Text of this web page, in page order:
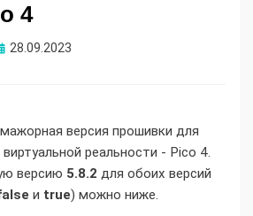
4
28.09.2023
версия прошивки для
реальности - Pico 4.
версию 5.8.2 для обоих версий
и true) можно ниже.